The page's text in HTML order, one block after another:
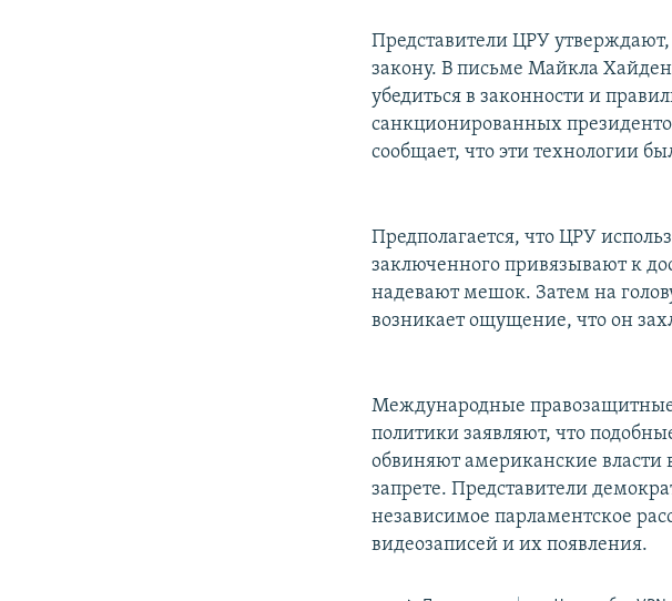
Представители ЦРУ утверждают,
закону. В письме Майкла
убедиться в законности и
санкционированных
сообщает, что эти технологии
Предполагается, что ЦРУ
заключенного привязывают к
надевают мешок. Затем на
возникает ощущение, что он
Международные
политики заявляют, что
обвиняют американские
запрете. Представители
независимое парламентское
видеозаписей и их появления.